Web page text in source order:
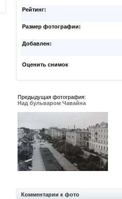
Рейтинг:
Размер фотографии:
Добавлен:
Оценить снимок
Предыдущая фотография:
Над бульваром Чавайна
Комментарии к фото